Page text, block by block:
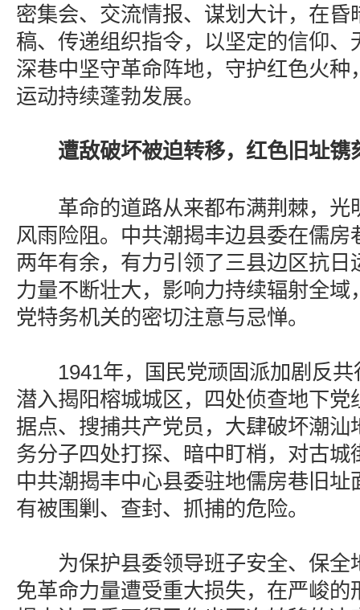
密集会、交流情报、谋划大计，在昏
稿、传递组织指令，以坚定的信仰、
深巷中坚守革命阵地，守护红色火种
运动持续蓬勃发展。
遭敌破坏被迫转移，红色旧址镌
革命的道路从来都布满荆棘，光
风雨险阻。中共潮揭丰边县委在儒房
两年有余，有力引领了三县边区抗日
力量不断壮大，影响力持续辐射全域
党特务机关的密切注意与忌惮。
1941年，国民党顽固派加剧反共
潜入揭阳榕城城区，四处侦查地下党
据点、搜捕共产党员，大肆破坏潮汕
务分子四处打探、暗中盯梢，对古城
中共潮揭丰中心县委驻地儒房巷旧址
有被围剿、查封、抓捕的危险。
为保护县委领导班子安全、保全
免革命力量遭受重大损失，在严峻的